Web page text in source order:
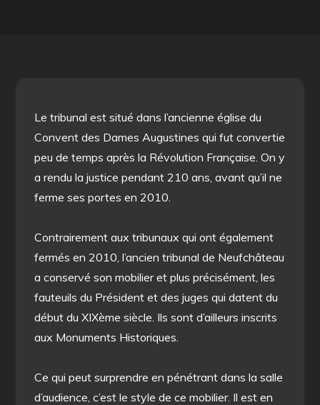
Le tribunal est situé dans l’ancienne église du
Convent des Dames Augustines qui fut convertie
peu de temps après la Révolution Française. On y
a rendu la justice pendant 210 ans, avant qu’il ne
ferme ses portes en 2010.
Contrairement aux tribunaux qui ont également
fermés en 2010, l’ancien tribunal de Neufchâteau
a conservé son mobilier et plus précisément, les
fauteuils du Président et des juges qui datent du
début du XIXème siècle. Ils sont d’ailleurs inscrits
aux Monuments Historiques.
Ce qui peut surprendre en pénétrant dans la salle
d’audience, c’est le style de ce mobilier. Il est en